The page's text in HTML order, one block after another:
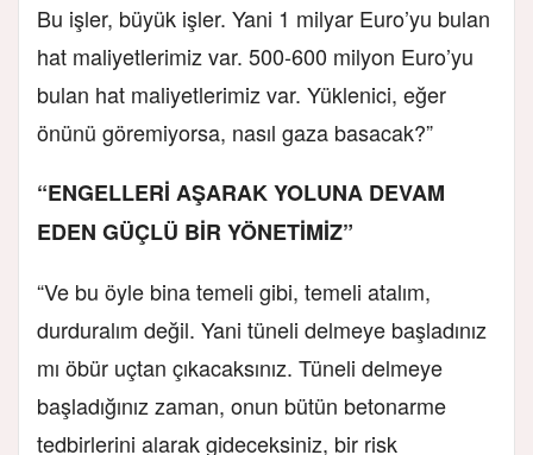
Bu işler, büyük işler. Yani 1 milyar Euro’yu bulan
hat maliyetlerimiz var. 500-600 milyon Euro’yu
bulan hat maliyetlerimiz var. Yüklenici, eğer
önünü göremiyorsa, nasıl gaza basacak?”
“ENGELLERİ AŞARAK YOLUNA DEVAM
EDEN GÜÇLÜ BİR YÖNETİMİZ”
“Ve bu öyle bina temeli gibi, temeli atalım,
durduralım değil. Yani tüneli delmeye başladınız
mı öbür uçtan çıkacaksınız. Tüneli delmeye
başladığınız zaman, onun bütün betonarme
tedbirlerini alarak gideceksiniz, bir risk